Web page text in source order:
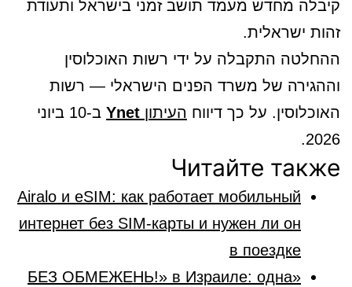
קיבלה מחדש מעמד תושב זמני בישראל ותעודת
זהות ישראלית.
ההחלטה התקבלה על ידי רשות האוכלוסין
וההגירה של משרד הפנים הישראלי — רשות
האוכלוסין. על כך דיווח העיתון Ynet
ב-10 ביוני
2026.
Читайте также
Airalo и eSIM: как работает мобильный
интернет без SIM-карты и нужен ли он
в поездке
«БЕЗ ОБМЕЖЕНЬ!» в Израиле: одна